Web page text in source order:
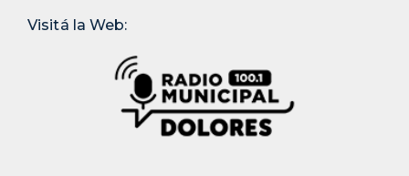
Visitá la Web: